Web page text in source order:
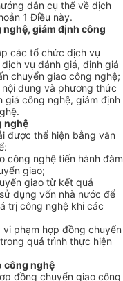
dẫn cụ thể về dịch
1 Điều này.
giám định công
các tổ chức dịch vụ
vụ đánh giá, định giá
chuyển giao công nghệ;
dung và phương thức
giá công nghệ, giám định
nghệ
được thể hiện bằng văn
công nghệ tiến hành đàm
giao;
giao từ kết quả
dụng vốn nhà nước để
trị công nghệ khi các
phạm hợp đồng chuyển
quá trình thực hiện
công nghệ
đồng chuyển giao công